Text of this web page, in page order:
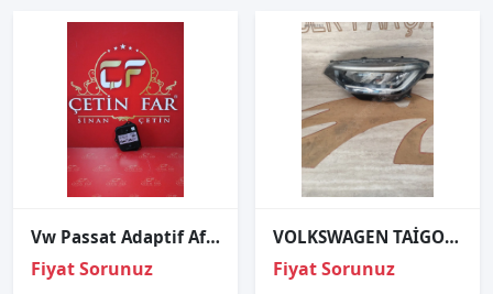
Vw Passat Adaptif Afs Far Beyni
Fiyat Sorunuz
VOLKSWAGEN TAİGO SOL ÖN FAR
Fiyat Sorunuz